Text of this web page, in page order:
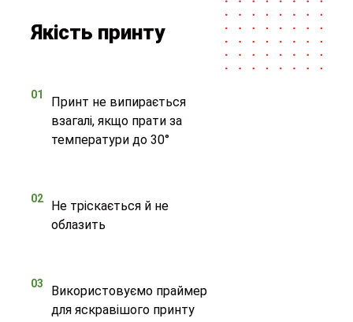
Якість принту
01
Принт не випирається
взагалі, якщо прати за
температури до 30°
02
Не тріскається й не
облазить
03
Використовуємо праймер
для яскравішого принту